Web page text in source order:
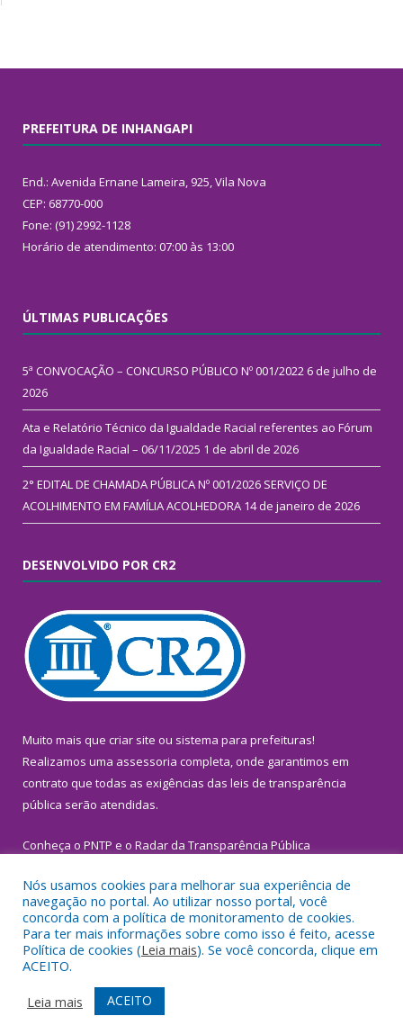
PREFEITURA DE INHANGAPI
End.: Avenida Ernane Lameira, 925, Vila Nova
CEP: 68770-000
Fone: (91) 2992-1128
Horário de atendimento: 07:00 às 13:00
ÚLTIMAS PUBLICAÇÕES
5ª CONVOCAÇÃO – CONCURSO PÚBLICO Nº 001/2022 6 de julho de
2026
Ata e Relatório Técnico da Igualdade Racial referentes ao Fórum
da Igualdade Racial – 06/11/2025 1 de abril de 2026
2° EDITAL DE CHAMADA PÚBLICA Nº 001/2026 SERVIÇO DE
ACOLHIMENTO EM FAMÍLIA ACOLHEDORA 14 de janeiro de 2026
DESENVOLVIDO POR CR2
Muito mais que criar site ou sistema para prefeituras!
Realizamos uma assessoria completa, onde garantimos em
contrato que todas as exigências das leis de transparência
pública serão atendidas.
Conheça o PNTP e o Radar da Transparência Pública
Todos os direitos reservados a Prefeitura Municipal de
Inhangapi.
Mapa do Site
Acessar Área Administrativa
Acessar Webmail
Nós usamos cookies para melhorar sua experiência de
navegação no portal. Ao utilizar nosso portal, você
concorda com a política de monitoramento de cookies.
Para ter mais informações sobre como isso é feito, acesse
Política de cookies (Leia mais). Se você concorda, clique em
ACEITO.
Leia mais
ACEITO